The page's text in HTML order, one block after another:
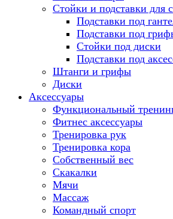
Стойки и подставки для
Подставки под
Подставки под
Стойки под диски
Подставки под
Штанги и грифы
Диски
Аксессуары
Функциональный
Фитнес аксессуары
Тренировка рук
Тренировка кора
Собственный вес
Скакалки
Мячи
Массаж
Командный спорт